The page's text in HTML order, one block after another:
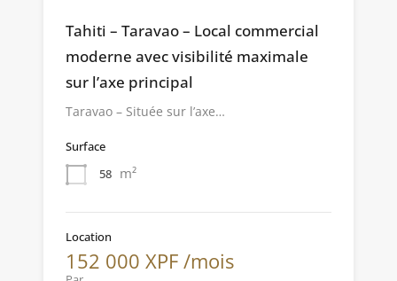
Tahiti – Taravao – Local commercial
moderne avec visibilité maximale
sur l’axe principal
Taravao – Située sur l’axe…
Surface
58 m²
Location
152 000 XPF /mois